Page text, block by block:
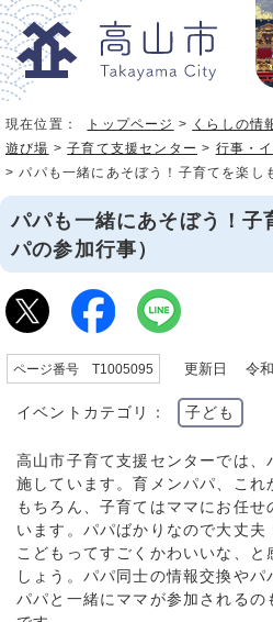
現在位置： トップページ > くらしの情
遊び場 >子育て支援センター > 行事・
> パパも一緒にあそぼう！子育てを楽し
パパも一緒にあそぼう！子
パの参加行事）
ページ番号 T1005095 更新日 令和8
イベントカテゴリ： 子ども
高山市子育て支援センターでは、
施しています。育メンパパ、これ
もちろん、子育てはママにお任
います。パパばかりなので大丈夫
こどもってすごくかわいいな、と
しょう。パパ同士の情報交換やパ
パパと一緒にママが参加されるの